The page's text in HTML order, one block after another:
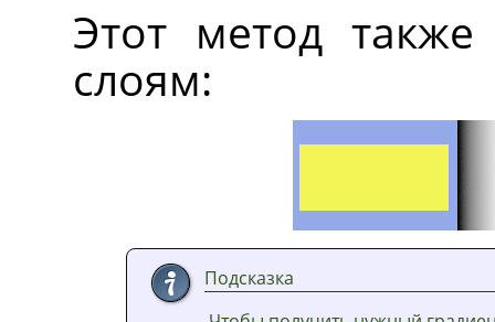
Этот метод
слоям:
Подсказка